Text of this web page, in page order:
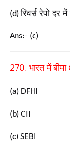
(d)रिवर्स रेपो दर
Ans:- (c)
270. भारत में
(a) DFHI
(b) CII
(c) SEBI